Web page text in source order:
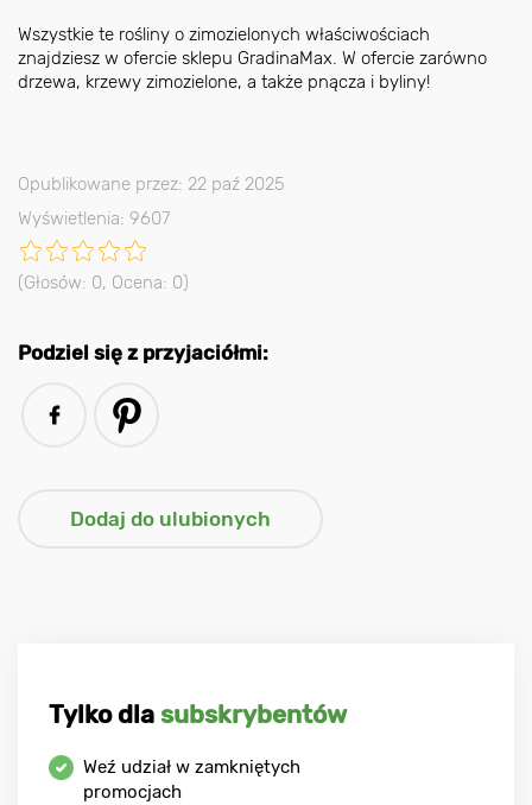
Wszystkie te rośliny o zimozielonych właściwościach
znajdziesz w ofercie sklepu GradinaMax. W ofercie zarówno
drzewa, krzewy zimozielone, a także pnącza i byliny!
Opublikowane przez: 22 paź 2025
Wyświetlenia: 9607
(Głosów: 0, Ocena: 0)
Podziel się z przyjaciółmi:
Tylko dla subskrybentów
Weź udział w zamkniętych
promocjach